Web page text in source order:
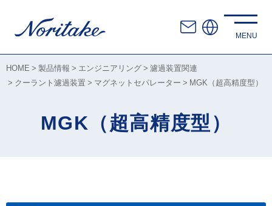
HOME 製品情報 エンジニアリング
濾過装置関連
クーラント濾過装置
マグネットセパレーター MGK（超高精度型）
MGK（超高精度型）